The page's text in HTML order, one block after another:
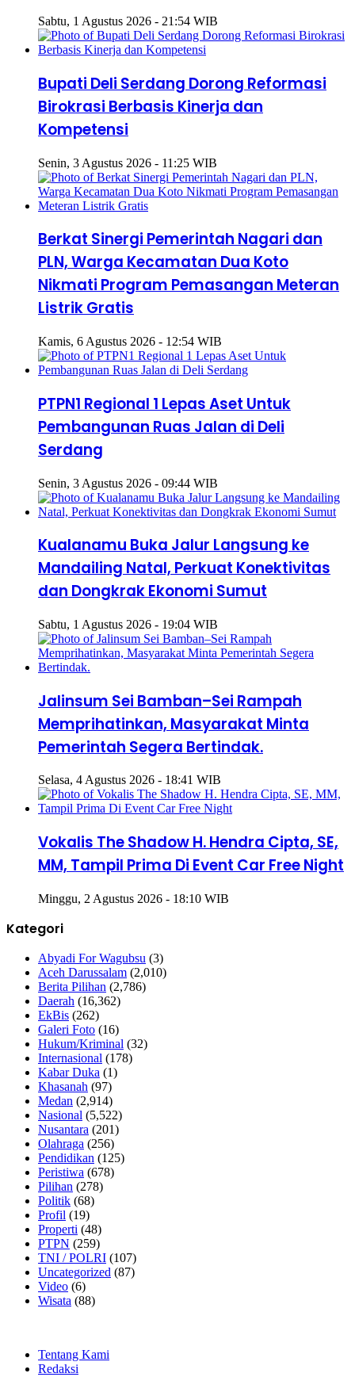
Sabtu, 1 Agustus 2026 - 21:54 WIB
Bupati Deli Serdang Dorong Reformasi
Birokrasi Berbasis Kinerja dan
Kompetensi
Senin, 3 Agustus 2026 - 11:25 WIB
Berkat Sinergi Pemerintah Nagari dan
PLN, Warga Kecamatan Dua Koto
Nikmati Program Pemasangan Meteran
Listrik Gratis
Kamis, 6 Agustus 2026 - 12:54 WIB
PTPN1 Regional 1 Lepas Aset Untuk
Pembangunan Ruas Jalan di Deli
Serdang
Senin, 3 Agustus 2026 - 09:44 WIB
Kualanamu Buka Jalur Langsung ke
Mandailing Natal, Perkuat Konektivitas
dan Dongkrak Ekonomi Sumut
Sabtu, 1 Agustus 2026 - 19:04 WIB
Jalinsum Sei Bamban–Sei Rampah
Memprihatinkan, Masyarakat Minta
Pemerintah Segera Bertindak.
Selasa, 4 Agustus 2026 - 18:41 WIB
Vokalis The Shadow H. Hendra Cipta, SE,
MM, Tampil Prima Di Event Car Free Night
Minggu, 2 Agustus 2026 - 18:10 WIB
Kategori
Abyadi For Wagubsu (3)
Aceh Darussalam (2,010)
Berita Pilihan (2,786)
Daerah (16,362)
EkBis (262)
Galeri Foto (16)
Hukum/Kriminal (32)
Internasional (178)
Kabar Duka (1)
Khasanah (97)
Medan (2,914)
Nasional (5,522)
Nusantara (201)
Olahraga (256)
Pendidikan (125)
Peristiwa (678)
Pilihan (278)
Politik (68)
Profil (19)
Properti (48)
PTPN (259)
TNI / POLRI (107)
Uncategorized (87)
Video (6)
Wisata (88)
Tentang Kami
Redaksi